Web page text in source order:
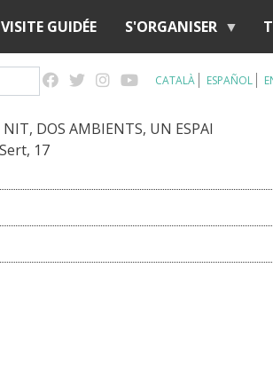
GUIDÉE S'ORGANISER
CATALÀ ESPAÑOL
NIT, DOS AMBIENTS, UN ESPAI
17